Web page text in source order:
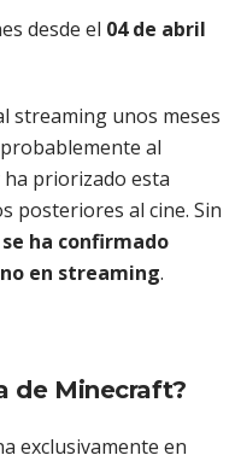
desde el 04 de abril
streaming unos meses
al
ha priorizado esta
posteriores al cine. Sin
ha confirmado
en streaming.
de Minecraft?
exclusivamente en